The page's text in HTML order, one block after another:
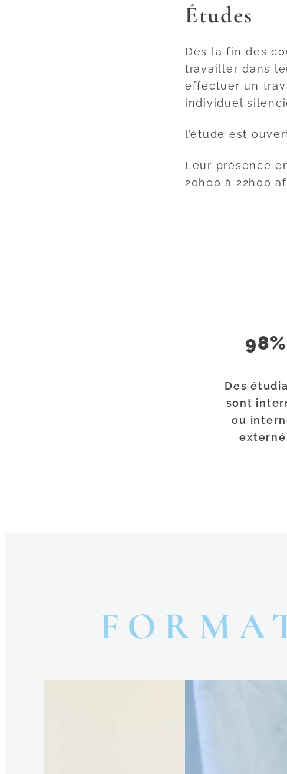
Études
Dès la fin des
travailler dans
effectuer un
individuel
l’étude est
Leur présence
20h00 à 22h00
98%
Des
sont
ou